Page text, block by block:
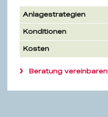
Anlagestrategien
Konditionen
Kosten
Beratung vereinbaren